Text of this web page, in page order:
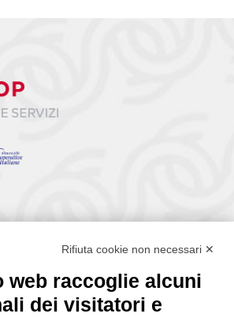
Rifiuta cookie non necessari ✕
web raccoglie alcuni
dei visitatori e